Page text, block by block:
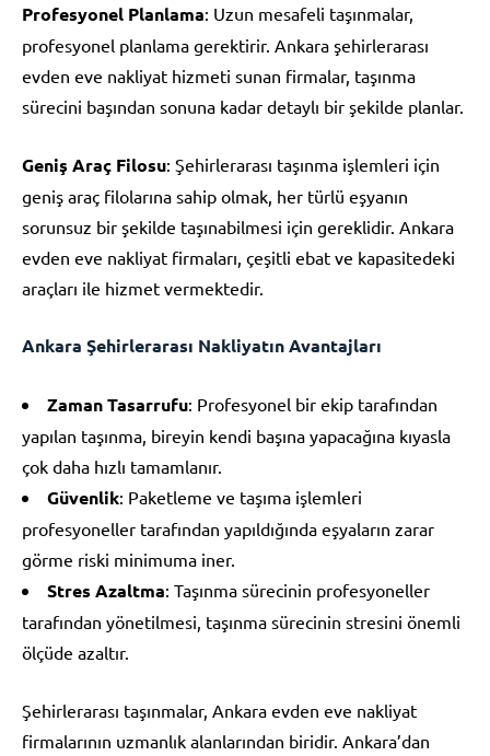
Profesyonel Planlama: Uzun mesafeli taşınmalar,
profesyonel planlama gerektirir. Ankara şehirlerarası
evden eve nakliyat hizmeti sunan firmalar, taşınma
sürecini başından sonuna kadar detaylı bir şekilde planlar.
Geniş Araç Filosu: Şehirlerarası taşınma işlemleri için
geniş araç filolarına sahip olmak, her türlü eşyanın
sorunsuz bir şekilde taşınabilmesi için gereklidir. Ankara
evden eve nakliyat firmaları, çeşitli ebat ve kapasitedeki
araçları ile hizmet vermektedir.
Ankara Şehirlerarası Nakliyatın Avantajları
Zaman Tasarrufu: Profesyonel bir ekip tarafından
yapılan taşınma, bireyin kendi başına yapacağına kıyasla
çok daha hızlı tamamlanır.
Güvenlik: Paketleme ve taşıma işlemleri
profesyoneller tarafından yapıldığında eşyaların zarar
görme riski minimuma iner.
Stres Azaltma: Taşınma sürecinin profesyoneller
tarafından yönetilmesi, taşınma sürecinin stresini önemli
ölçüde azaltır.
Şehirlerarası taşınmalar, Ankara evden eve nakliyat
firmalarının uzmanlık alanlarından biridir. Ankara’dan